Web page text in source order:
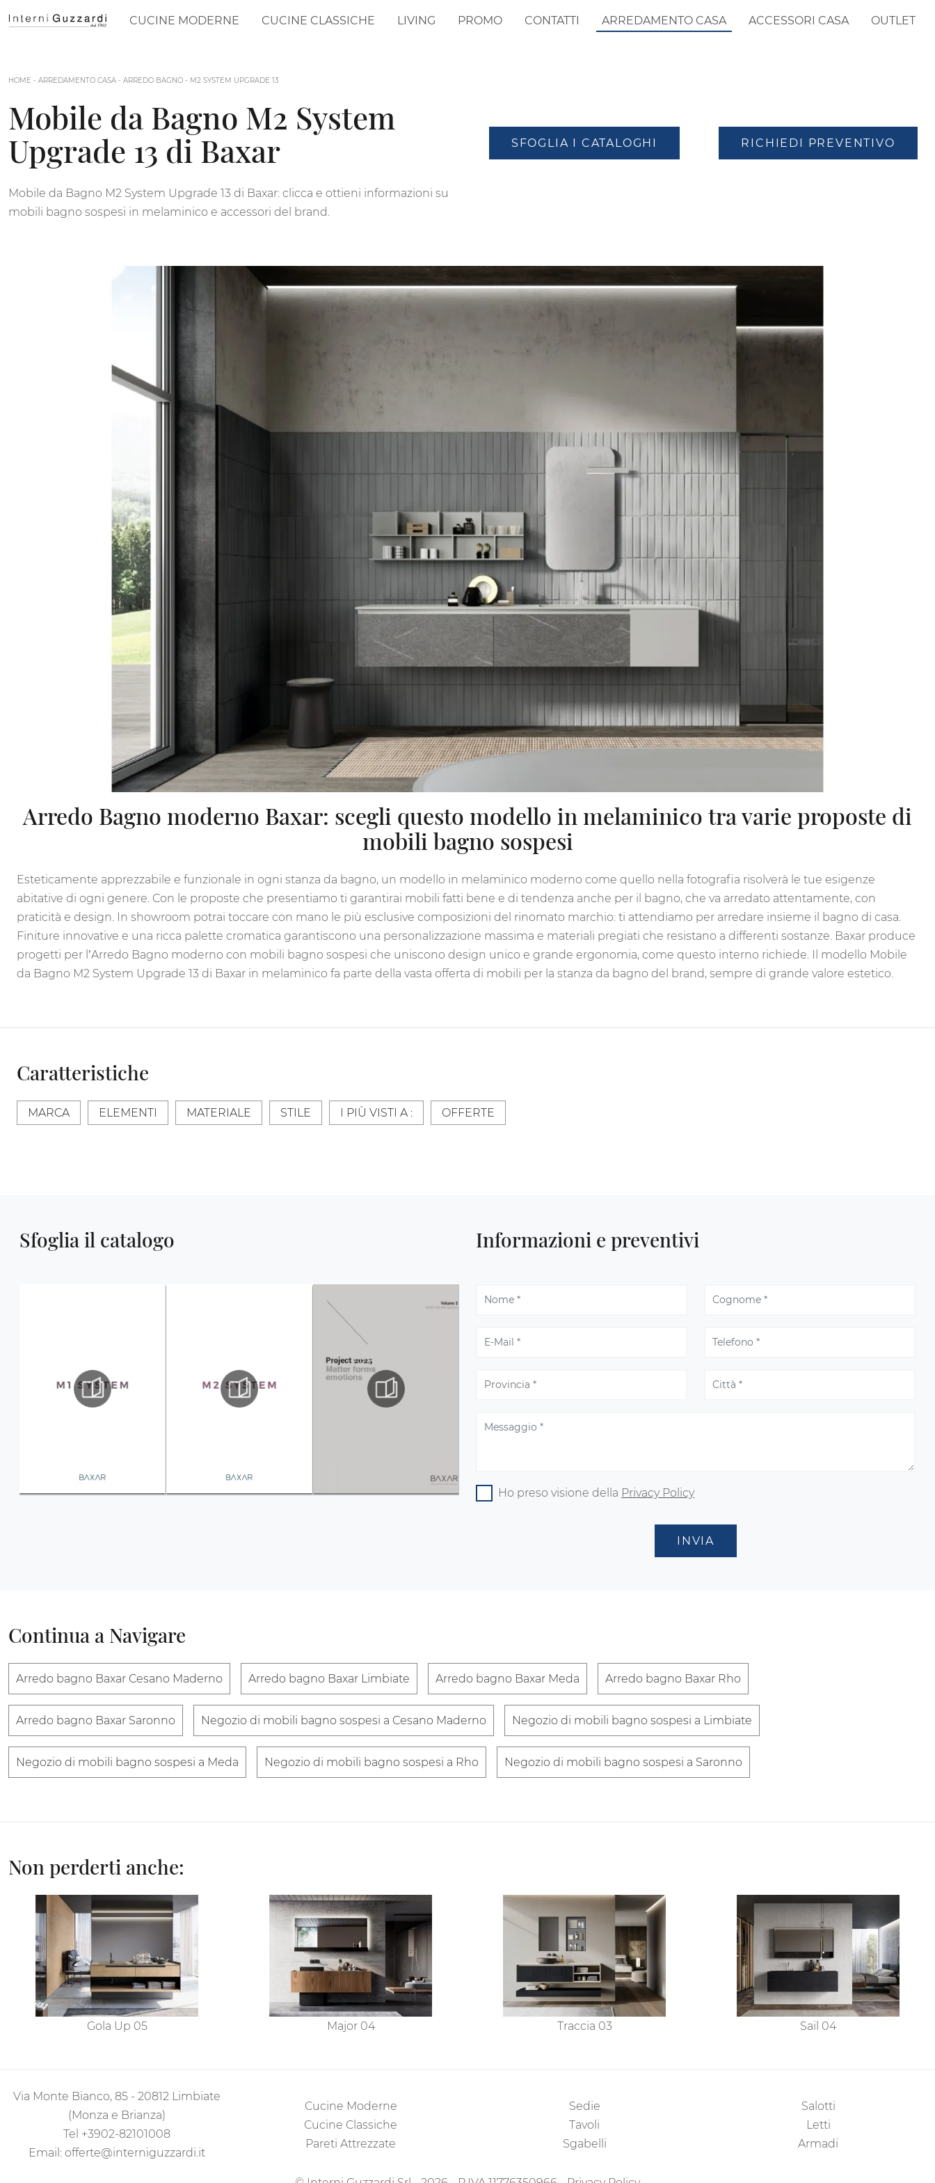
CUCINE MODERNE CUCINE CLASSICHE LIVING PROMO CONTATTI ARREDAMENTO CASA ACCESSORI CASA OUTLET
HOME - ARREDAMENTO CASA - ARREDO BAGNO - M2 SYSTEM UPGRADE 13
Mobile da Bagno M2 System
Upgrade 13 di Baxar
Mobile da Bagno M2 System Upgrade 13 di Baxar: clicca e ottieni informazioni su
mobili bagno sospesi in melaminico e accessori del brand.
SFOGLIA I CATALOGHI RICHIEDI PREVENTIVO
Arredo Bagno moderno Baxar: scegli questo modello in melaminico tra varie proposte di
mobili bagno sospesi
Esteticamente apprezzabile e funzionale in ogni stanza da bagno, un modello in melaminico moderno come quello nella fotografia risolverà le tue esigenze
abitative di ogni genere. Con le proposte che presentiamo ti garantirai mobili fatti bene e di tendenza anche per il bagno, che va arredato attentamente, con
praticità e design. In showroom potrai toccare con mano le più esclusive composizioni del rinomato marchio: ti attendiamo per arredare insieme il bagno di casa.
Finiture innovative e una ricca palette cromatica garantiscono una personalizzazione massima e materiali pregiati che resistano a differenti sostanze. Baxar produce
progetti per l’Arredo Bagno moderno con mobili bagno sospesi che uniscono design unico e grande ergonomia, come questo interno richiede. Il modello Mobile
da Bagno M2 System Upgrade 13 di Baxar in melaminico fa parte della vasta offerta di mobili per la stanza da bagno del brand, sempre di grande valore estetico.
Caratteristiche
MARCA ELEMENTI MATERIALE STILE I PIÙ VISTI A : OFFERTE
Sfoglia il catalogo Informazioni e preventivi
Ho preso visione della Privacy Policy
INVIA
Continua a Navigare
Arredo bagno Baxar Cesano Maderno Arredo bagno Baxar Limbiate Arredo bagno Baxar Meda Arredo bagno Baxar Rho
Arredo bagno Baxar Saronno Negozio di mobili bagno sospesi a Cesano Maderno Negozio di mobili bagno sospesi a Limbiate
Negozio di mobili bagno sospesi a Meda Negozio di mobili bagno sospesi a Rho Negozio di mobili bagno sospesi a Saronno
Non perderti anche:
Gola Up 05 Major 04 Traccia 03 Sail 04
Via Monte Bianco, 85 - 20812 Limbiate
(Monza e Brianza)
Tel +3902-82101008
Email: offerte@interniguzzardi.it
Cucine Moderne
Cucine Classiche
Pareti Attrezzate
Sedie
Tavoli
Sgabelli
Salotti
Letti
Armadi